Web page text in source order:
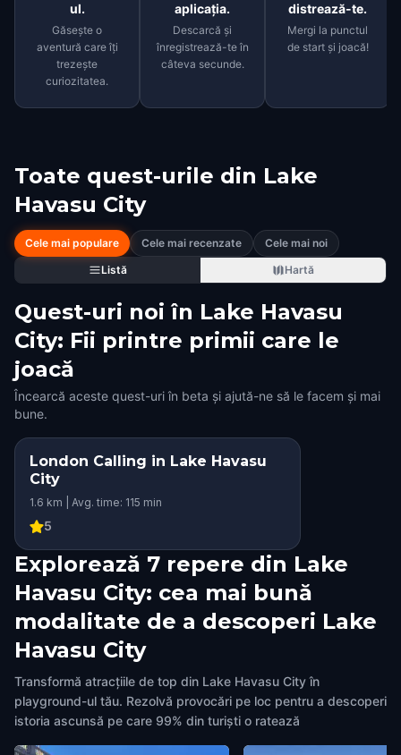
ul.
Găsește o
aventură care îți
trezește
curiozitatea.
aplicația.
Descarcă și
înregistrează-te în
câteva secunde.
distrează-te.
Mergi la punctul
de start și joacă!
Toate quest-urile din Lake
Havasu City
Cele mai populare Cele mai recenzate
Cele mai noi
Listă
Hartă
Quest-uri noi în Lake Havasu
City: Fii printre primii care le
joacă
Încearcă aceste quest-uri în beta și ajută-ne să le facem și mai
bune.
London Calling in Lake Havasu
City
1.6 km | Avg. time: 115 min
5
Explorează 7 repere din Lake
Havasu City: cea mai bună
modalitate de a descoperi Lake
Havasu City
Transformă atracțiile de top din Lake Havasu City în
playground-ul tău. Rezolvă provocări pe loc pentru a descoperi
istoria ascunsă pe care 99% din turiști o ratează